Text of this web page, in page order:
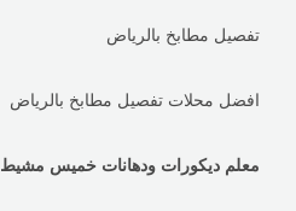
تفصيل مطابخ بالرياض
افضل محلات تفصيل مطابخ بالرياض
معلم ديكورات ودهانات خميس مشيط